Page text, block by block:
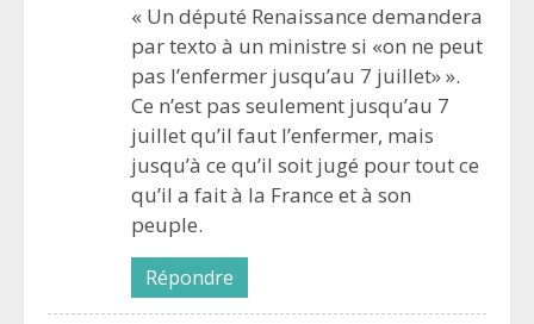
« Un député Renaissance demandera
par texto à un ministre si «on ne peut
pas l’enfermer jusqu’au 7 juillet» ».
Ce n’est pas seulement jusqu’au 7
juillet qu’il faut l’enfermer, mais
jusqu’à ce qu’il soit jugé pour tout ce
qu’il a fait à la France et à son
peuple.
Répondre